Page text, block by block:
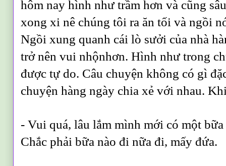
hôm nay hình như trầm hơn và cũng
xong xi nê chúng tôi ra ăn tối và ngồi
Ngồi xung quanh cái lò sưởi của nhà
trở nên vui nhộnhơn. Hình như trong
được tự do. Câu chuyện không có gì
chuyện hàng ngày chia xẻ với nhau.
- Vui quá, lâu lắm mình mới có một
Chắc phải bữa nào đi nữa đi, mấy đứa.